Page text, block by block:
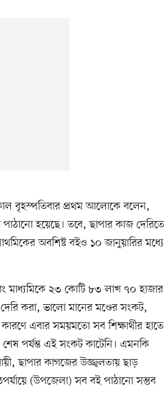
বৃহস্পতিবার প্রথম আলোকে বলেন,
হয়েছে। তবে, ছাপার কাজ দেরিতে
অবশিষ্ট বইও ১০ জানুয়ারির মধ্যে
মাধ্যমিকে ২৩ কোটি ৮৩ লাখ ৭০ হাজার
করা, ভালো মানের মণ্ডের সংকট,
এবার সময়মতো সব শিক্ষার্থীর হাতে
পর্যন্ত এই সংকট কাটেনি। এমনকি
ছাপার কাগজের উজ্জ্বলতায় ছাড়
(উপজেলা) সব বই পাঠানো সম্ভব